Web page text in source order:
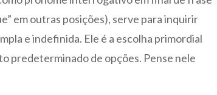
em outras posições), serve para inquirir
e indefinida. Ele é a escolha primordial
predeterminado de opções. Pense nele